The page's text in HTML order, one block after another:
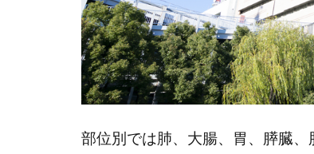
で
の
状
況
3
慢性
部位別では肺、大腸、胃、膵臓